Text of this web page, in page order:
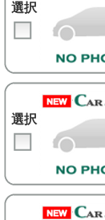
選択
選択